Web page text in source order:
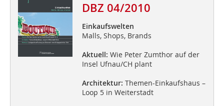
DBZ 04/2010
Einkaufswelten
Malls, Shops, Brands
Aktuell: Wie Peter Zumthor auf der
Insel Ufnau/CH plant
Architektur: Themen-Einkaufshaus –
Loop 5 in Weiterstadt